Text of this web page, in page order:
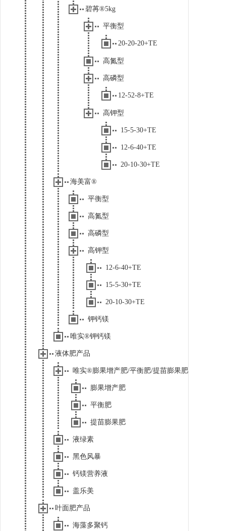
碧苒®5kg
平衡型
20-20-20+TE
高氮型
高磷型
12-52-8+TE
高钾型
15-5-30+TE
12-6-40+TE
20-10-30+TE
海美富®
平衡型
高氮型
高磷型
高钾型
12-6-40+TE
15-5-30+TE
20-10-30+TE
钾钙镁
唯实®钾钙镁
液体肥产品
唯实®膨果增产肥/平衡肥/提苗膨果肥
膨果增产肥
平衡肥
提苗膨果肥
液绿素
黑色风暴
钙镁营养液
盖乐美
叶面肥产品
海藻多聚钙